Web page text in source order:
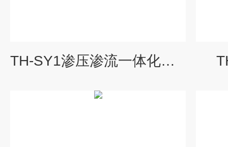
TH-SY1渗压渗流一体化监测站